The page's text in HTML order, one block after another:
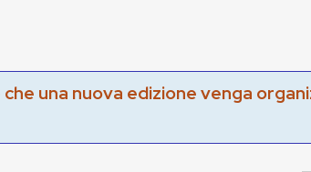
una nuova edizione venga